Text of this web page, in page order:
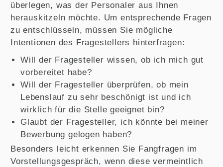
überlegen, was der Personaler aus Ihnen
herauskitzeln möchte. Um entsprechende Fragen
zu entschlüsseln, müssen Sie mögliche
Intentionen des Fragestellers hinterfragen:
Will der Fragesteller wissen, ob ich mich gut
vorbereitet habe?
Will der Fragesteller überprüfen, ob mein
Lebenslauf zu sehr beschönigt ist und ich
wirklich für die Stelle geeignet bin?
Glaubt der Fragesteller, ich könnte bei meiner
Bewerbung gelogen haben?
Besonders leicht erkennen Sie Fangfragen im
Vorstellungsgespräch, wenn diese vermeintlich